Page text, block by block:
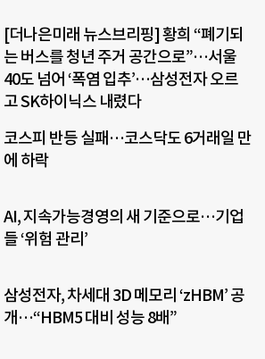
[더나은미래 뉴스브리핑] 황희 “폐기되
는 버스를 청년 주거 공간으로”…서울
40도 넘어 ‘폭염 입추’…삼성전자 오르
고 SK하이닉스 내렸다
코스피 반등 실패…코스닥도 6거래일 만
에 하락
AI, 지속가능경영의 새 기준으로…기업
들 ‘위험 관리’
삼성전자, 차세대 3D 메모리 ‘zHBM’ 공
개…“HBM5 대비 성능 8배”